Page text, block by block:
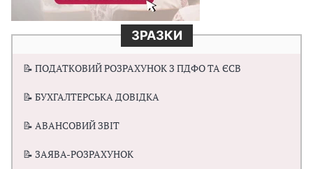
ЗРАЗКИ
📝 ПОДАТКОВИЙ РОЗРАХУНОК З ПДФО ТА ЄСВ
📝 БУХГАЛТЕРСЬКА ДОВІДКА
📝 АВАНСОВИЙ ЗВІТ
📝 ЗАЯВА-РОЗРАХУНОК